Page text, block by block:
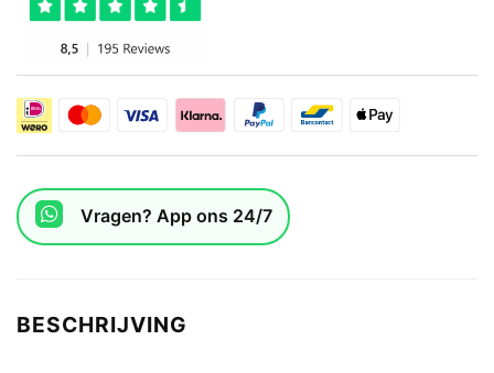
Vragen? App ons 24/7
BESCHRIJVING